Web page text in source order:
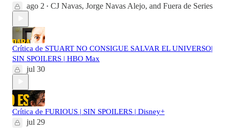
ago 2 • CJ Navas, Jorge Navas Alejo, and Fuera de Series
Crítica de STUART NO CONSIGUE SALVAR EL UNIVERSO|
SIN SPOILERS | HBO Max
jul 30
Crítica de FURIOUS | SIN SPOILERS | Disney+
jul 29